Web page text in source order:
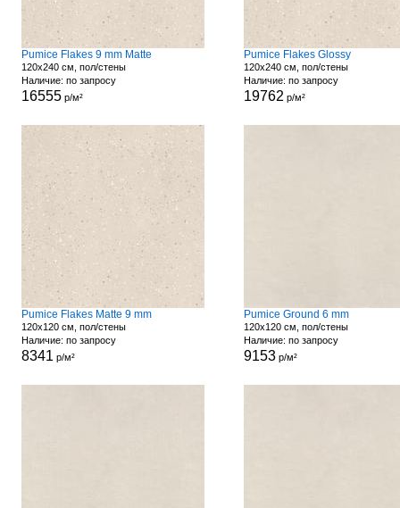
Pumice Flakes 9 mm Matte
120x240 см, пол/стены
Наличие: по запросу
16555р/м²
Pumice Flakes Glossy
120x240 см, пол/стены
Наличие: по запросу
19762 р/м²
Pumice Flakes Matte 9 mm
120x120 см, пол/стены
Наличие: по запросу
8341 р/м²
Pumice Ground 6 mm
120x120 см, пол/стены
Наличие: по запросу
9153р/м²